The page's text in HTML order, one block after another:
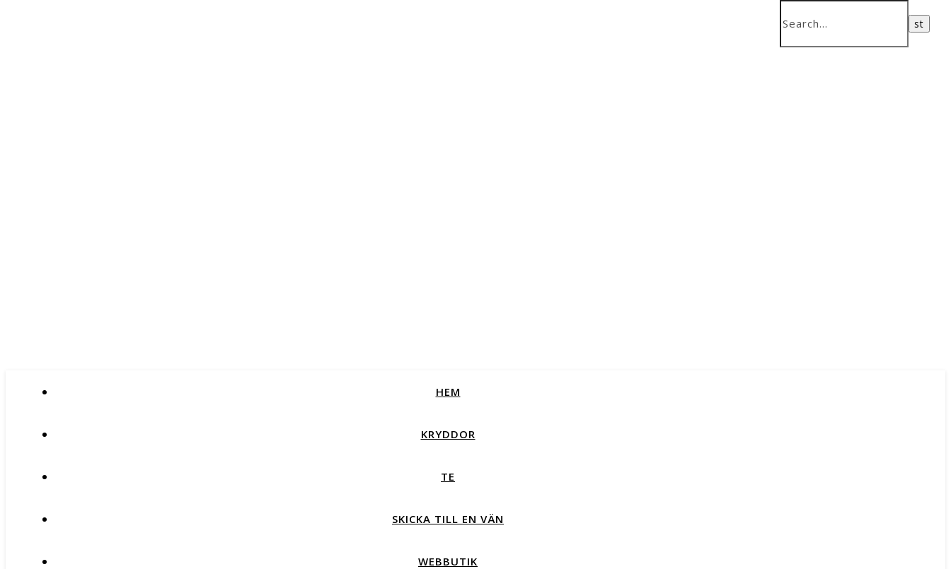
HEM
KRYDDOR
TE
SKICKA TILL EN VÄN
WEBBUTIK